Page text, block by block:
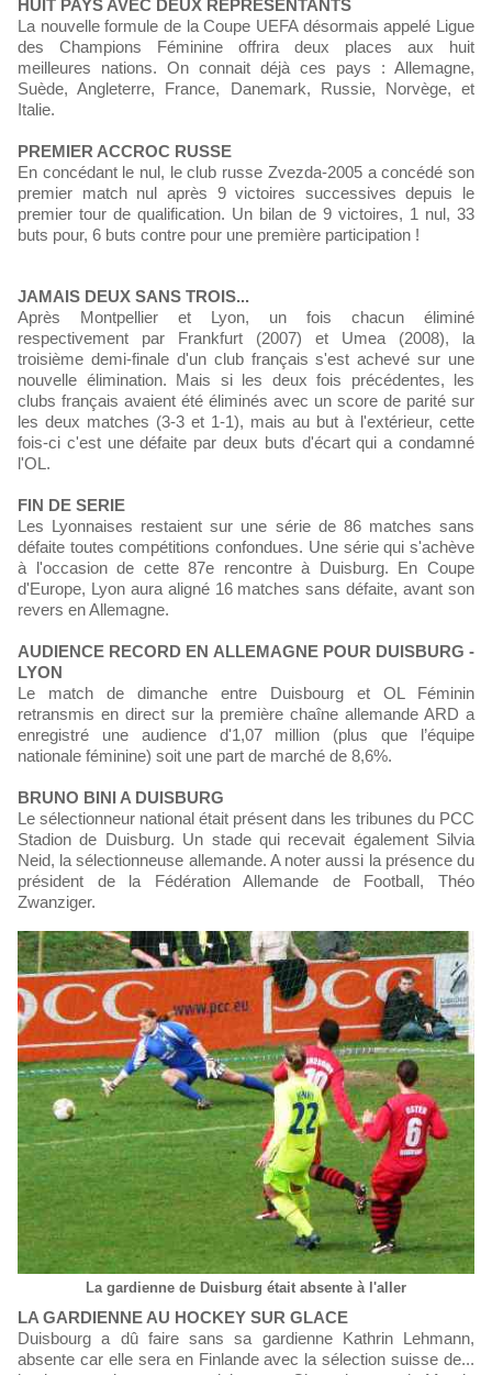
HUIT PAYS AVEC DEUX REPRESENTANTS
La nouvelle formule de la Coupe UEFA désormais appelé Ligue
des Champions Féminine offrira deux places aux huit
meilleures nations. On connait déjà ces pays : Allemagne,
Suède, Angleterre, France, Danemark, Russie, Norvège, et
Italie.
PREMIER ACCROC RUSSE
En concédant le nul, le club russe Zvezda-2005 a concédé son
premier match nul après 9 victoires successives depuis le
premier tour de qualification. Un bilan de 9 victoires, 1 nul, 33
buts pour, 6 buts contre pour une première participation !
JAMAIS DEUX SANS TROIS...
Après Montpellier et Lyon, un fois chacun éliminé
respectivement par Frankfurt (2007) et Umea (2008), la
troisième demi-finale d'un club français s'est achevé sur une
nouvelle élimination. Mais si les deux fois précédentes, les
clubs français avaient été éliminés avec un score de parité sur
les deux matches (3-3 et 1-1), mais au but à l'extérieur, cette
fois-ci c'est une défaite par deux buts d'écart qui a condamné
l'OL.
FIN DE SERIE
Les Lyonnaises restaient sur une série de 86 matches sans
défaite toutes compétitions confondues. Une série qui s'achève
à l'occasion de cette 87e rencontre à Duisburg. En Coupe
d'Europe, Lyon aura aligné 16 matches sans défaite, avant son
revers en Allemagne.
AUDIENCE RECORD EN ALLEMAGNE POUR DUISBURG -
LYON
Le match de dimanche entre Duisbourg et OL Féminin
retransmis en direct sur la première chaîne allemande ARD a
enregistré une audience d'1,07 million (plus que l’équipe
nationale féminine) soit une part de marché de 8,6%.
BRUNO BINI A DUISBURG
Le sélectionneur national était présent dans les tribunes du PCC
Stadion de Duisburg. Un stade qui recevait également Silvia
Neid, la sélectionneuse allemande. A noter aussi la présence du
président de la Fédération Allemande de Football, Théo
Zwanziger.
La gardienne de Duisburg était absente à l'aller
LA GARDIENNE AU HOCKEY SUR GLACE
Duisbourg a dû faire sans sa gardienne Kathrin Lehmann,
absente car elle sera en Finlande avec la sélection suisse de...